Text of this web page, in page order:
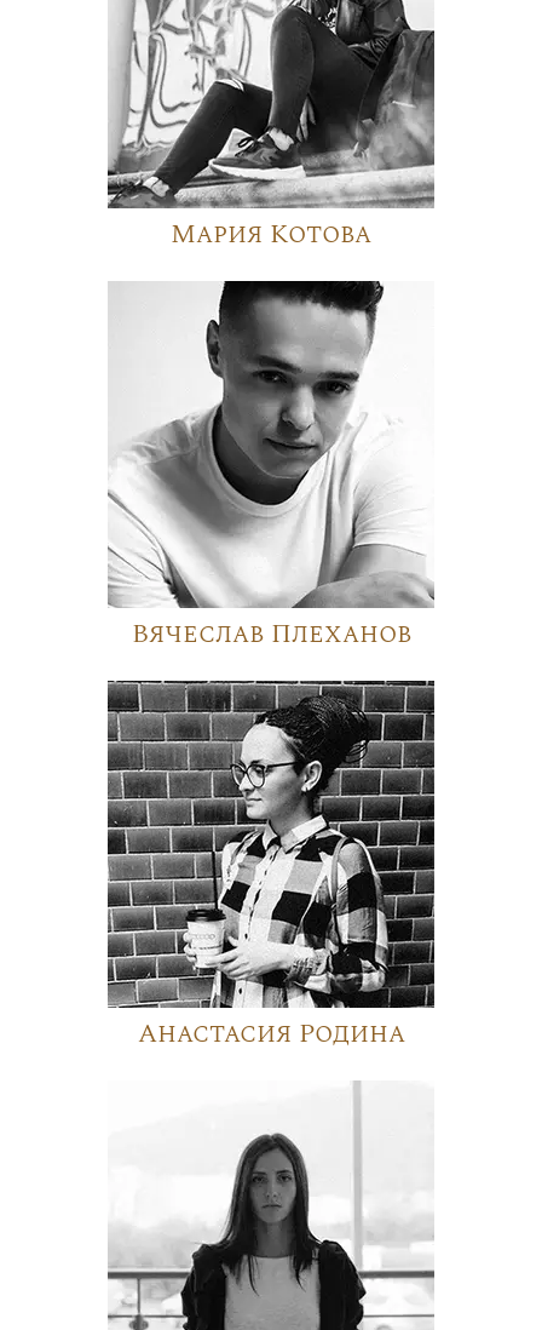
Мария Котова
Вячеслав Плеханов
Анастасия Родина